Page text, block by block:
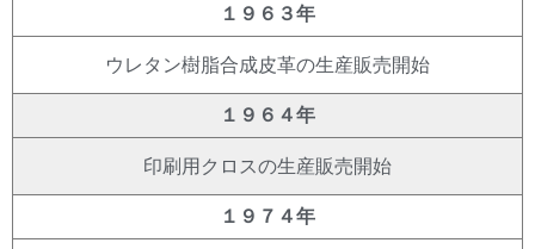
１９６３年
ウレタン樹脂合成皮革の生産販売開始
１９６４年
印刷用クロスの生産販売開始
１９７４年